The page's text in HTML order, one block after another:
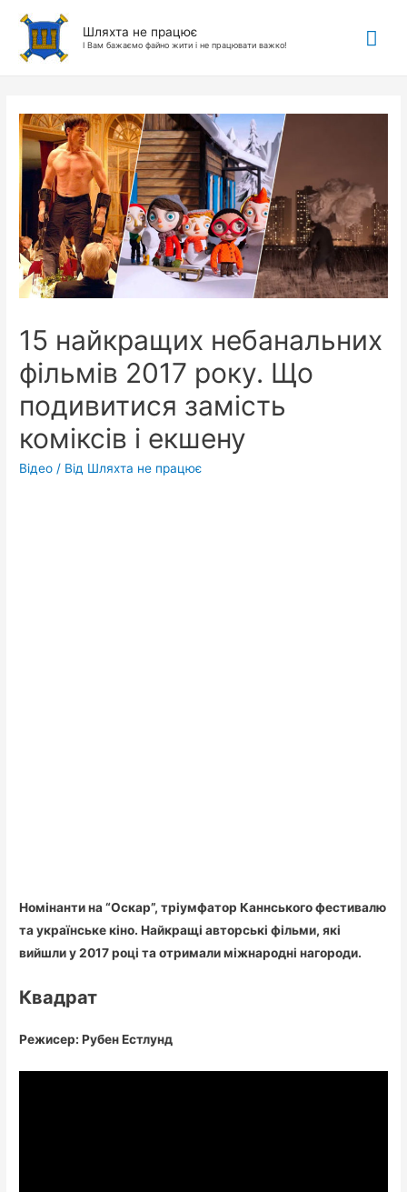
Шляхта не працює
І Вам бажаємо файно жити і не працювати важко!
15 найкращих небанальних
фільмів 2017 року. Що
подивитися замість
коміксів і екшену
Відео / Від Шляхта не працює
Номінанти на “Оскар”, тріумфатор Каннського фестивалю
та українське кіно. Найкращі авторські фільми, які
вийшли у 2017 році та отримали міжнародні нагороди.
Квадрат
Режисер: Рубен Естлунд